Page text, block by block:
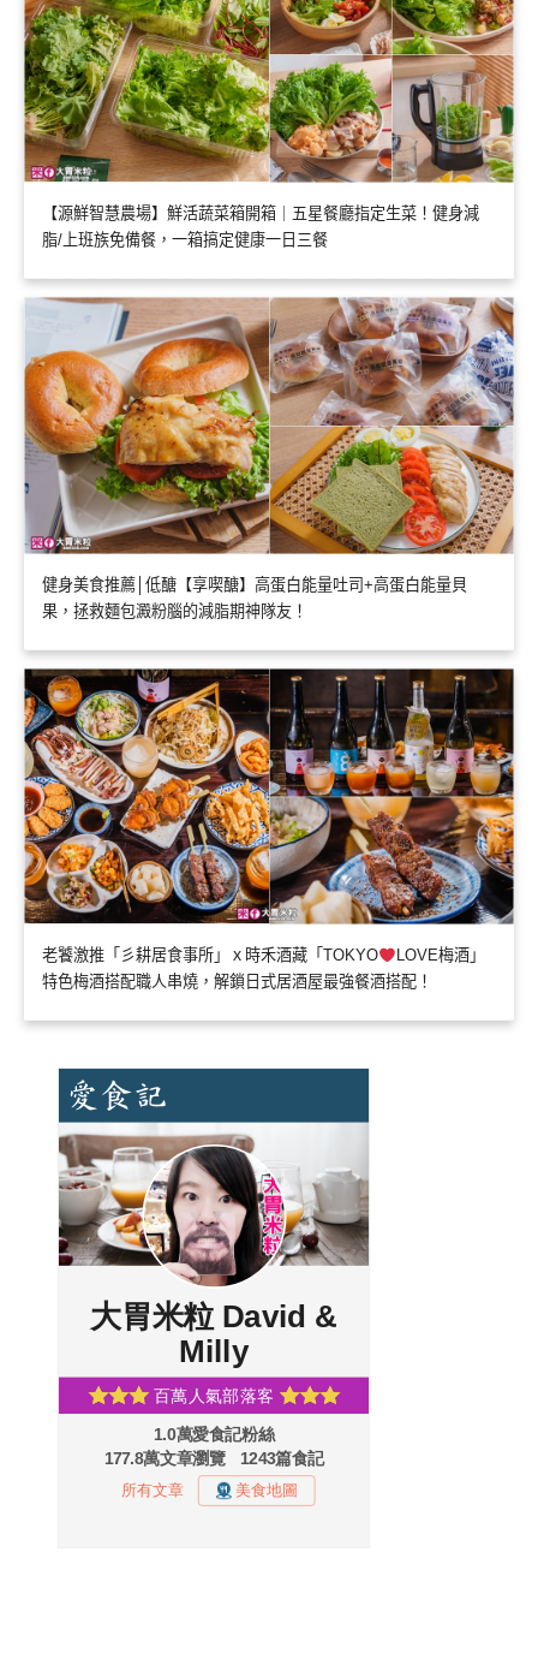
【源鮮智慧農場】鮮活蔬菜箱開箱｜五星餐廳指定生菜！健身減
脂/上班族免備餐，一箱搞定健康一日三餐
健身美食推薦│低醣【享喫醣】高蛋白能量吐司+高蛋白能量貝
果，拯救麵包澱粉腦的減脂期神隊友！
老饕激推「彡耕居食事所」ｘ時禾酒藏「TOKYO
LOVE梅酒」
特色梅酒搭配職人串燒，解鎖日式居酒屋最強餐酒搭配！